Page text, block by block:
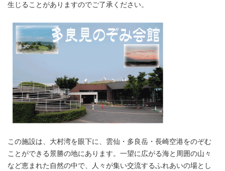
生じることがありますのでご了承ください。
この施設は、大村湾を眼下に、雲仙・多良岳・長崎空港をのぞむ
ことができる景勝の地にあります。一望に広がる海と周囲の山々
など恵まれた自然の中で、人々が集い交流するふれあいの場とし